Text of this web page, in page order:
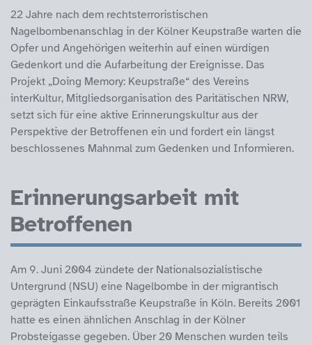
22 Jahre nach dem rechtsterroristischen
Nagelbombenanschlag in der Kölner Keupstraße warten die
Opfer und Angehörigen weiterhin auf einen würdigen
Gedenkort und die Aufarbeitung der Ereignisse. Das
Projekt „Doing Memory: Keupstraße“ des Vereins
interKultur, Mitgliedsorganisation des Paritätischen NRW,
setzt sich für eine aktive Erinnerungskultur aus der
Perspektive der Betroffenen ein und fordert ein längst
beschlossenes Mahnmal zum Gedenken und Informieren.
Erinnerungsarbeit mit
Betroffenen
Am 9. Juni 2004 zündete der Nationalsozialistische
Untergrund (NSU) eine Nagelbombe in der migrantisch
geprägten Einkaufsstraße Keupstraße in Köln. Bereits 2001
hatte es einen ähnlichen Anschlag in der Kölner
Probsteigasse gegeben. Über 20 Menschen wurden teils